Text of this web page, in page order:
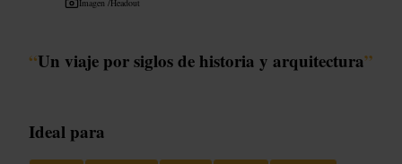
“Un viaje por siglos de historia y arquitectura”
Ideal para